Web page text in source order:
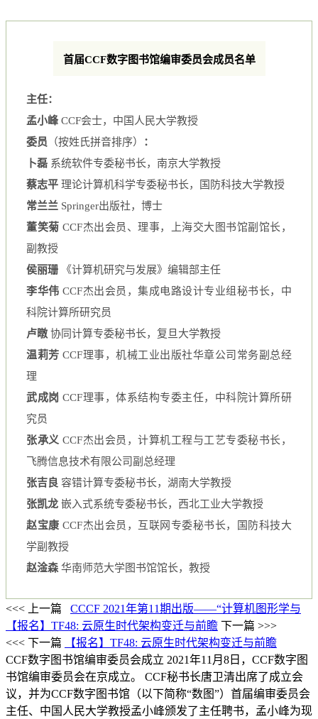
首届CCF数字图书馆编审委员会成员名单
主任：
孟小峰 CCF会士，中国人民大学教授
委员 （按姓氏拼音排序）
：
卜磊 系统软件专委秘书长，南京大学教授
蔡志平 理论计算机科学专委秘书长，国防科技大学教授
常兰兰 Springer出版社，博士
董笑菊 CCF杰出会员、理事，上海交大图书馆副馆长，
副教授
侯丽珊 《计算机研究与发展》编辑部主任
李华伟 CCF杰出会员，集成电路设计专业组秘书长，中
科院计算所研究员
卢暾 协同计算专委秘书长，复旦大学教授
温莉芳CCF理事，机械工业出版社华章公司常务副总经
理
武成岗 CCF理事，体系结构专委主任，中科院计算所研
究员
张承义CCF杰出会员，计算机工程与工艺专委秘书长，
飞腾信息技术有限公司副总经理
张吉良 容错计算专委秘书长，湖南大学教授
张凯龙 嵌入式系统专委秘书长，西北工业大学教授
赵宝康 CCF杰出会员，互联网专委秘书长，国防科技大
学副教授
赵淦森 华南师范大学图书馆馆长，教授
<<< 上一篇
CCCF 2021年第11期出版——“计算机图形学与
【报名】TF48: 云原生时代架构变迁与前瞻 下一篇 >>>
<<< 下一篇
【报名】TF48: 云原生时代架构变迁与前瞻
CCF数字图书馆编审委员会成立 2021年11月8日，CCF数字图
书馆编审委员会在京成立。 CCF秘书长唐卫清出席了成立会
议，并为CCF数字图书馆（以下简称“数图”）首届编审委员会
主任、中国人民大学教授孟小峰颁发了主任聘书，孟小峰为现